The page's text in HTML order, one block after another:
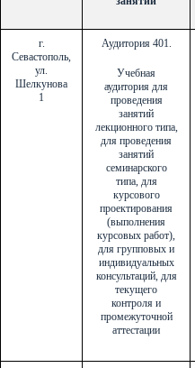
г.
Севастополь,
ул.
Шелкунова
1
Аудитория 401.
Учебная
аудитория для
проведения
занятий
лекционного типа,
для проведения
занятий
семинарского
типа, для
курсового
проектирования
(выполнения
курсовых работ),
для групповых и
индивидуальных
консультаций, для
текущего
контроля и
промежуточной
аттестации